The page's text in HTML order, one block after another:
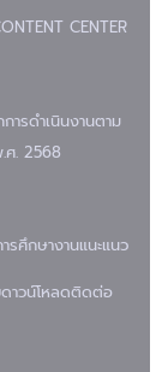
CENTER
ารดำเนินงานตาม
ศ. 2568
รศึกษางานแนะแนว
ดาวน์โหลดติดต่อ